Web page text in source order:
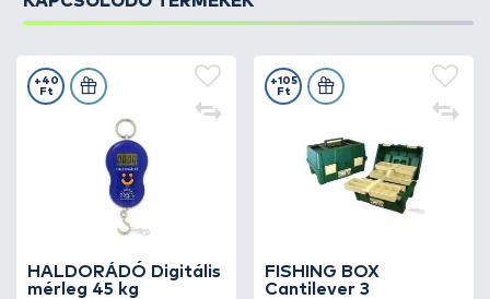
HALDORÁDÓ Digitális
mérleg 45 kg
+40
Ft
FISHING BOX
Cantilever 3
+105
Ft